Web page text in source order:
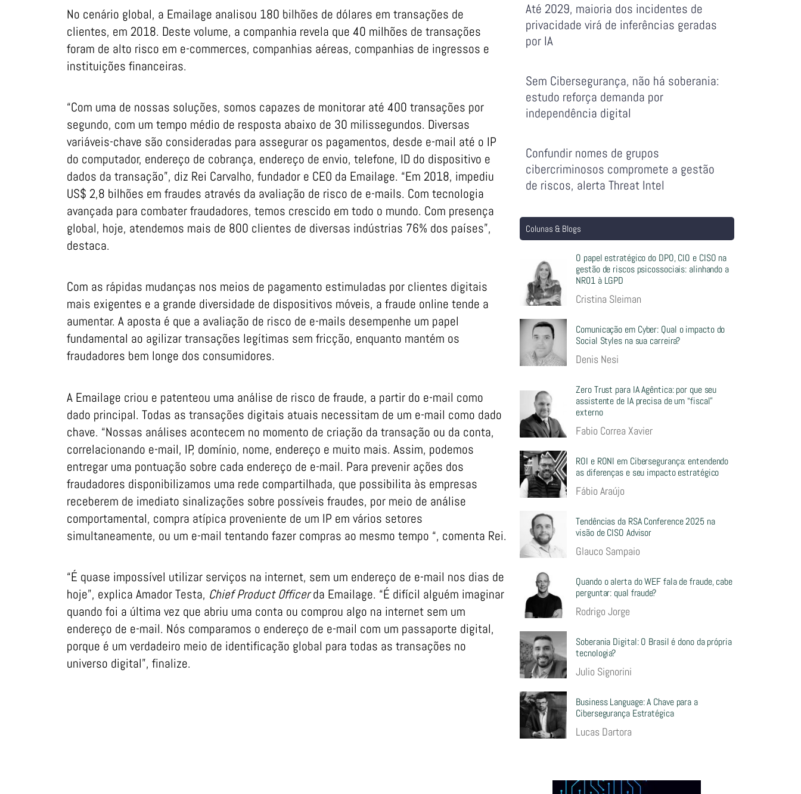
No cenário global, a Emailage analisou 180 bilhões de dólares em transações de
clientes, em 2018. Deste volume, a companhia revela que 40 milhões de transações
foram de alto risco em e-commerces, companhias aéreas, companhias de ingressos e
instituições financeiras.
“Com uma de nossas soluções, somos capazes de monitorar até 400 transações por
segundo, com um tempo médio de resposta abaixo de 30 milissegundos. Diversas
variáveis-chave são consideradas para assegurar os pagamentos, desde e-mail até o IP
do computador, endereço de cobrança, endereço de envio, telefone, ID do dispositivo e
dados da transação”, diz Rei Carvalho, fundador e CEO da Emailage. “Em 2018, impediu
US$ 2,8 bilhões em fraudes através da avaliação de risco de e-mails. Com tecnologia
avançada para combater fraudadores, temos crescido em todo o mundo. Com presença
global, hoje, atendemos mais de 800 clientes de diversas indústrias 76% dos países”,
destaca.
Com as rápidas mudanças nos meios de pagamento estimuladas por clientes digitais
mais exigentes e a grande diversidade de dispositivos móveis, a fraude online tende a
aumentar. A aposta é que a avaliação de risco de e-mails desempenhe um papel
fundamental ao agilizar transações legítimas sem fricção, enquanto mantém os
fraudadores bem longe dos consumidores.
A Emailage criou e patenteou uma análise de risco de fraude, a partir do e-mail como
dado principal. Todas as transações digitais atuais necessitam de um e-mail como dado
chave. “Nossas análises acontecem no momento de criação da transação ou da conta,
correlacionando e-mail, IP, domínio, nome, endereço e muito mais. Assim, podemos
entregar uma pontuação sobre cada endereço de e-mail. Para prevenir ações dos
fraudadores disponibilizamos uma rede compartilhada, que possibilita às empresas
receberem de imediato sinalizações sobre possíveis fraudes, por meio de análise
comportamental, compra atípica proveniente de um IP em vários setores
simultaneamente, ou um e-mail tentando fazer compras ao mesmo tempo “, comenta Rei.
“É quase impossível utilizar serviços na internet, sem um endereço de e-mail nos dias de
hoje”, explica Amador Testa, Chief Product Officerda Emailage. “É difícil alguém imaginar
quando foi a última vez que abriu uma conta ou comprou algo na internet sem um
endereço de e-mail. Nós comparamos o endereço de e-mail com um passaporte digital,
porque é um verdadeiro meio de identificação global para todas as transações no
universo digital”, finalize.
Até 2029, maioria dos incidentes de
privacidade virá de inferências geradas
por IA
Sem Cibersegurança, não há soberania:
estudo reforça demanda por
independência digital
Confundir nomes de grupos
cibercriminosos compromete a gestão
de riscos, alerta Threat Intel
Colunas & Blogs
O papel estratégico do DPO, CIO e CISO na
gestão de riscos psicossociais: alinhando a
NR01 à LGPD
Cristina Sleiman
Comunicação em Cyber: Qual o impacto do
Social Styles na sua carreira?
Denis Nesi
Zero Trust para IA Agêntica: por que seu
assistente de IA precisa de um “fiscal”
externo
Fabio Correa Xavier
ROI e RONI em Cibersegurança: entendendo
as diferenças e seu impacto estratégico
Fábio Araújo
Tendências da RSA Conference 2025 na
visão de CISO Advisor
Glauco Sampaio
Quando o alerta do WEF fala de fraude, cabe
perguntar: qual fraude?
Rodrigo Jorge
Soberania Digital: O Brasil é dono da própria
tecnologia?
Julio Signorini
Business Language: A Chave para a
Cibersegurança Estratégica
Lucas Dartora